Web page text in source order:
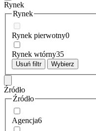
Rynek
Rynek
Rynek pierwotny0
Rynek wtórny35
Usuń filtr Wybierz
Źródło
Źródło
Agencja6